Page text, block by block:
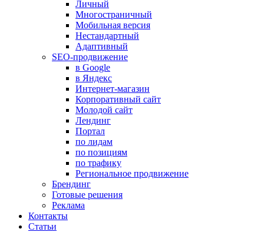
Личный
Многостраничный
Мобильная версия
Нестандартный
Адаптивный
SEO-продвижение
в Google
в Яндекс
Интернет-магазин
Корпоративный сайт
Молодой сайт
Лендинг
Портал
по лидам
по позициям
по трафику
Региональное продвижение
Брендинг
Готовые решения
Реклама
Контакты
Статьи